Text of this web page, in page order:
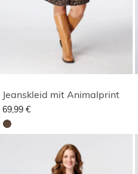
Jeanskleid mit Animalprint
69,99 €